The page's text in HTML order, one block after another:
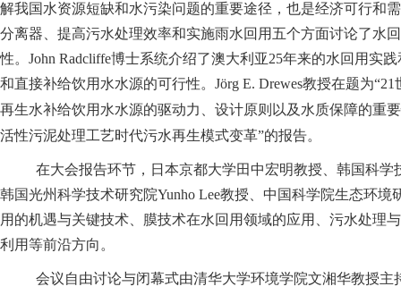
解我国水资源短缺和水污染问题的重要途径，也是经济可行和
分离器、提高污水处理效率和实施雨水回用五个方面讨论了水
性。John Radcliffe博士系统介绍了澳大利亚25年来的水回用
和直接补给饮用水水源的可行性。Jörg E. Drewes教授在题为
再生水补给饮用水水源的驱动力、设计原则以及水质保障的重
活性污泥处理工艺时代污水再生模式变革”的报告。
在大会报告环节，日本京都大学田中宏明教授、韩国科学
韩国光州科学技术研究院Yunho Lee教授、中国科学院生态环
用的机遇与关键技术、膜技术在水回用领域的应用、污水处理
利用等前沿方向。
会议自由讨论与闭幕式由清华大学环境学院文湘华教授